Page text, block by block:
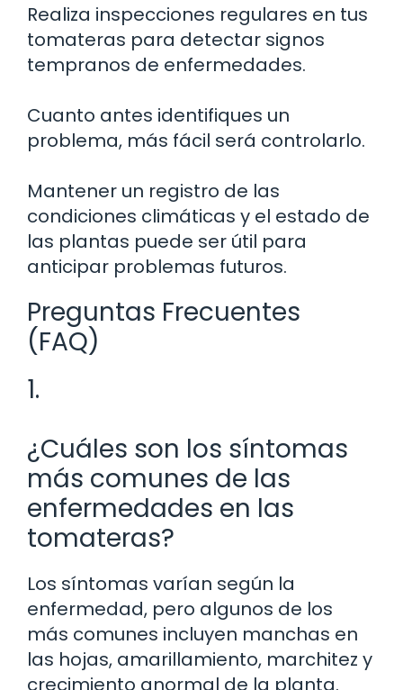
Realiza inspecciones regulares en tus
tomateras para detectar signos
tempranos de enfermedades.
Cuanto antes identifiques un
problema, más fácil será controlarlo.
Mantener un registro de las
condiciones climáticas y el estado de
las plantas puede ser útil para
anticipar problemas futuros.
Preguntas Frecuentes
(FAQ)
1.
¿Cuáles son los síntomas
más comunes de las
enfermedades en las
tomateras?
Los síntomas varían según la
enfermedad, pero algunos de los
más comunes incluyen manchas en
las hojas, amarillamiento, marchitez y
crecimiento anormal de la planta.